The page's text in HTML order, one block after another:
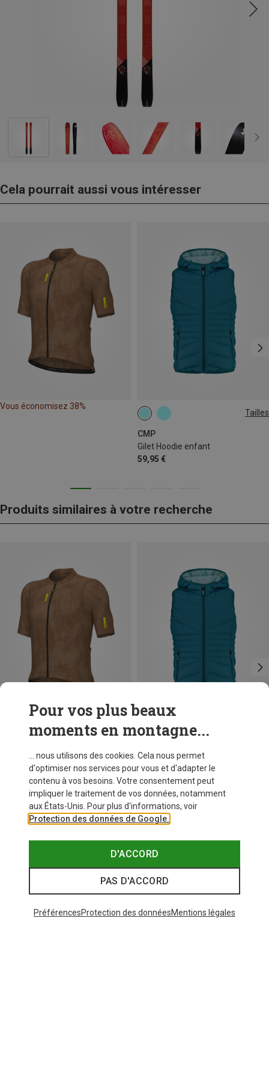
Cela pourrait aussi vous intéresser
Vous économisez 38%
Tailles
CMP
Gilet Hoodie enfant
59,95 €
116
Produits similaires à votre recherche
Vous économisez 38%
CMP
Gilet Hoodie enfant
59,95 €
116
Pour vos plus beaux
moments en montagne...
... nous utilisons des cookies. Cela nous permet
d'optimiser nos services pour vous et d'adapter le
contenu à vos besoins. Votre consentement peut
impliquer le traitement de vos données, notamment
aux États-Unis. Pour plus d'informations, voir
Protection des données de Google.
D'ACCORD
PAS D'ACCORD
PréférencesProtection des donnéesMentions légales